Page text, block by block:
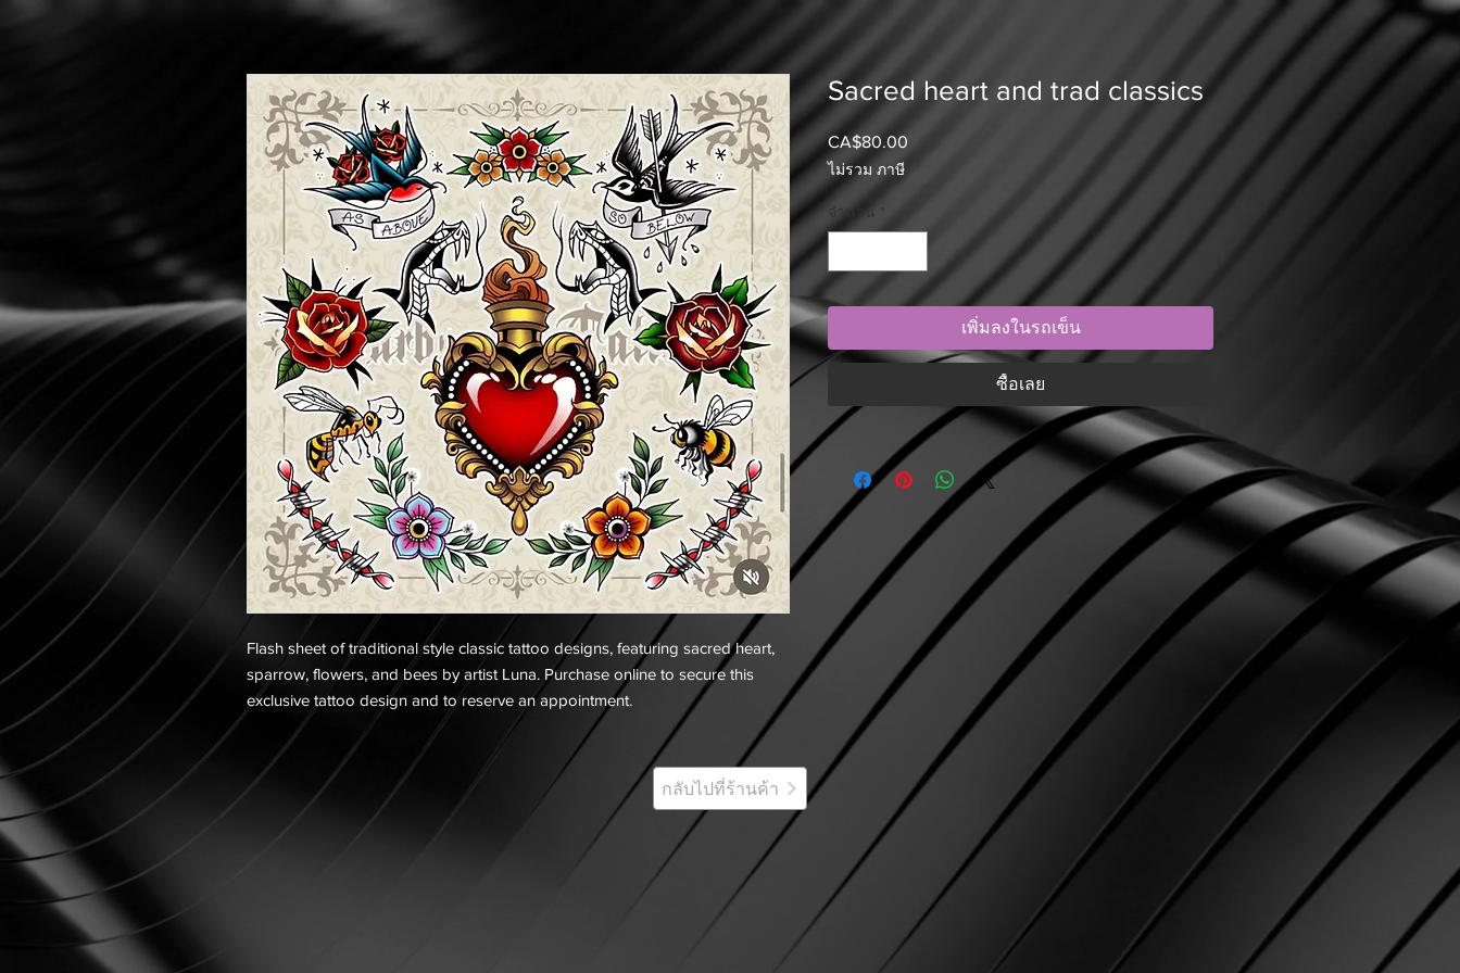
Flash sheet of traditional style classic tattoo designs, featuring sacred heart,
sparrow, flowers, and bees by artist Luna. Purchase online to secure this
exclusive tattoo design and to reserve an appointment.
Sacred heart and trad classics
CA$80.00
ไม่รวม ภาษี
จำนวน *
เพิ่มลงในรถเข็น
ซื้อเลย
กลับไปที่ร้านค้า